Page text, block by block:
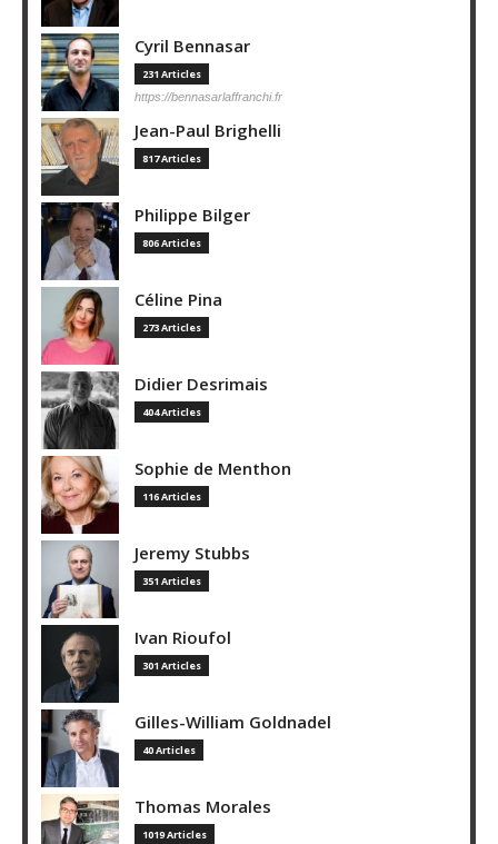
Cyril Bennasar
231 Articles
https://bennasarlaffranchi.fr
Jean-Paul Brighelli
817 Articles
Philippe Bilger
806 Articles
Céline Pina
273 Articles
Didier Desrimais
404 Articles
Sophie de Menthon
116 Articles
Jeremy Stubbs
351 Articles
Ivan Rioufol
301 Articles
Gilles-William Goldnadel
40 Articles
Thomas Morales
1019 Articles